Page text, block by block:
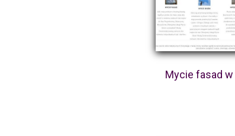
Mycie fasad w